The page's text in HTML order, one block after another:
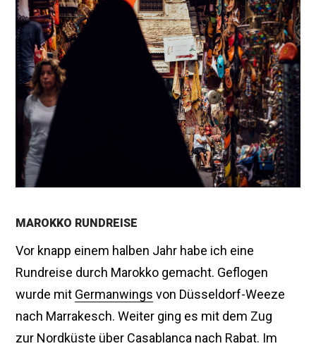
n
i
2
0
1
5
MAROKKO RUNDREISE
Vor knapp einem halben Jahr habe ich eine
Rundreise durch Marokko gemacht. Geflogen
wurde mit Germanwings von Düsseldorf-Weeze
nach Marrakesch. Weiter ging es mit dem Zug
zur Nordküste über Casablanca nach Rabat. Im